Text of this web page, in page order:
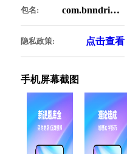
包名: com.bnndrivingtest.dairy
隐私政策: 点击查看
手机屏幕截图